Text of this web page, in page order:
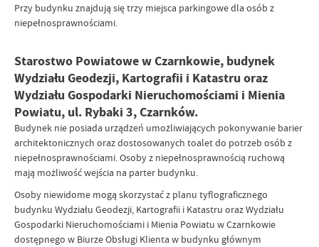
Przy budynku znajdują się trzy miejsca parkingowe dla osób z
niepełnosprawnościami.
Starostwo Powiatowe w Czarnkowie, budynek
Wydziału Geodezji, Kartografii i Katastru oraz
Wydziału Gospodarki Nieruchomościami i Mienia
Powiatu, ul. Rybaki 3, Czarnków.
Budynek nie posiada urządzeń umożliwiających pokonywanie barier
architektonicznych oraz dostosowanych toalet do potrzeb osób z
niepełnosprawnościami. Osoby z niepełnosprawnością ruchową
mają możliwość wejścia na parter budynku.
Osoby niewidome mogą skorzystać z planu tyflograficznego
budynku Wydziału Geodezji, Kartografii i Katastru oraz Wydziału
Gospodarki Nieruchomościami i Mienia Powiatu w Czarnkowie
dostępnego w Biurze Obsługi Klienta w budynku głównym